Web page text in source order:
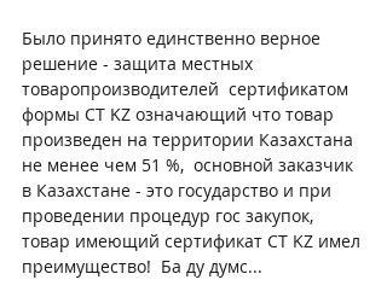
Было принято единственно верное
решение - защита местных
товаропроизводителей  сертификатом
формы СТ KZ означающий что товар
произведен на территории Казахстана
не менее чем 51 %,  основной заказчик
в Казахстане - это государство и при
проведении процедур гос закупок,
товар имеющий сертификат СТ KZ имел
преимущество!  Ба ду думс...